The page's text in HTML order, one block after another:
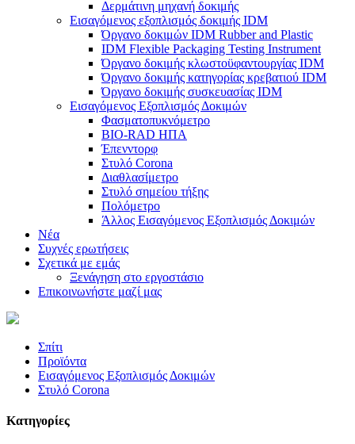
Δερμάτινη μηχανή δοκιμής
Εισαγόμενος εξοπλισμός δοκιμής IDM
Όργανο δοκιμών IDM Rubber and Plastic
IDM Flexible Packaging Testing Instrument
Όργανο δοκιμής κλωστοϋφαντουργίας IDM
Όργανο δοκιμής κατηγορίας κρεβατιού IDM
Όργανο δοκιμής συσκευασίας IDM
Εισαγόμενος Εξοπλισμός Δοκιμών
Φασματοπυκνόμετρο
BIO-RAD ΗΠΑ
Έπενντορφ
Στυλό Corona
Διαθλασίμετρο
Στυλό σημείου τήξης
Πολόμετρο
Άλλος Εισαγόμενος Εξοπλισμός Δοκιμών
Νέα
Συχνές ερωτήσεις
Σχετικά με εμάς
Ξενάγηση στο εργοστάσιο
Επικοινωνήστε μαζί μας
Σπίτι
Προϊόντα
Εισαγόμενος Εξοπλισμός Δοκιμών
Στυλό Corona
Κατηγορίες